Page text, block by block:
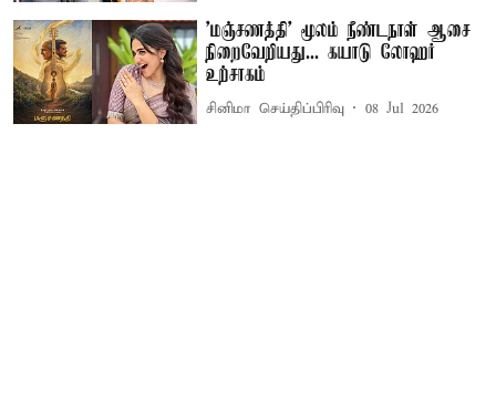
'மஞ்சணத்தி' மூலம் நீண்டநாள் ஆசை
நிறைவேறியது... கயாடு லோஹர்
உற்சாகம்
சினிமா செய்திப்பிரிவு 08 Jul 2026